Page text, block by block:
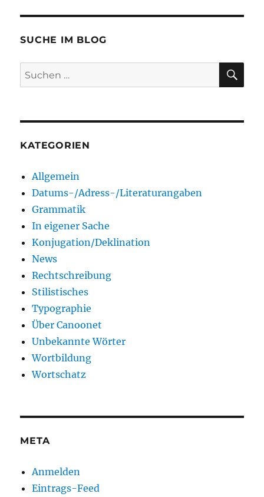
SUCHE IM BLOG
Suchen
nach:
KATEGORIEN
Allgemein
Datums-/Adress-/Literaturangaben
Grammatik
In eigener Sache
Konjugation/Deklination
News
Rechtschreibung
Stilistisches
Typographie
Über Canoonet
Unbekannte Wörter
Wortbildung
Wortschatz
META
Anmelden
Eintrags-Feed